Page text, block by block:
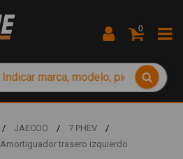
0
/ JAECOO / 7 PHEV
/
Amortiguador trasero izquierdo